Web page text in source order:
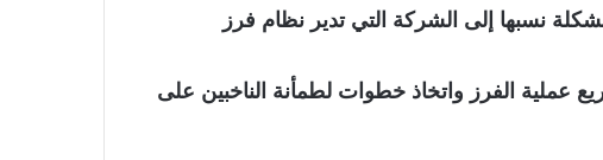
نسبها إلى الشركة التي تدير نظام فرز
عملية الفرز واتخاذ خطوات لطمأنة الناخبين على